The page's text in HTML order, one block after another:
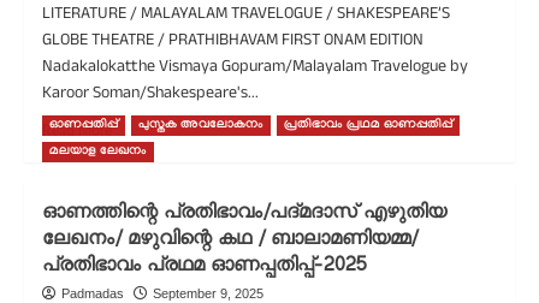
പ്രഥമ
ഓണപ്പതിപ്പ്-2025
LITERATURE / MALAYALAM TRAVELOGUE / SHAKESPEARE’S
GLOBE THEATRE / PRATHIBHAVAM FIRST ONAM EDITION
Nadakalokatthe Vismaya Gopuram/Malayalam Travelogue by
Karoor Soman/Shakespeare's...
Read MoreRead
more
വിസ്മയ
ഗോപുരം/
കാരൂർ
സോമൻ
ഓണപ്പതിപ്പ് പുസ്തക അവലോകനം
പ്രതിഭാവം പ്രഥമ ഓണപ്പതിപ്പ്
മലയാള ലേഖനം
ഓണത്തിന്റെ പ്രതിഭാവം/പദ്മദാസ് എഴുതിയ
ലേഖനം/ മഴുവിന്റെ കഥ / ബാലാമണിയമ്മ/
പ്രതിഭാവം പ്രഥമ ഓണപ്പതിപ്പ്-2025
Padmadas September 9, 2025